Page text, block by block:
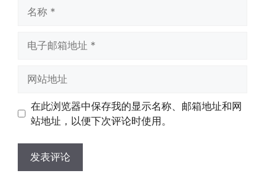
址
址
在此浏览器中保存我的显示名称、邮箱地址和网
站地址，以便下次评论时使用。